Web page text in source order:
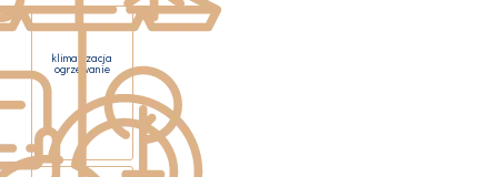
klimatyzacja
ogrzewanie